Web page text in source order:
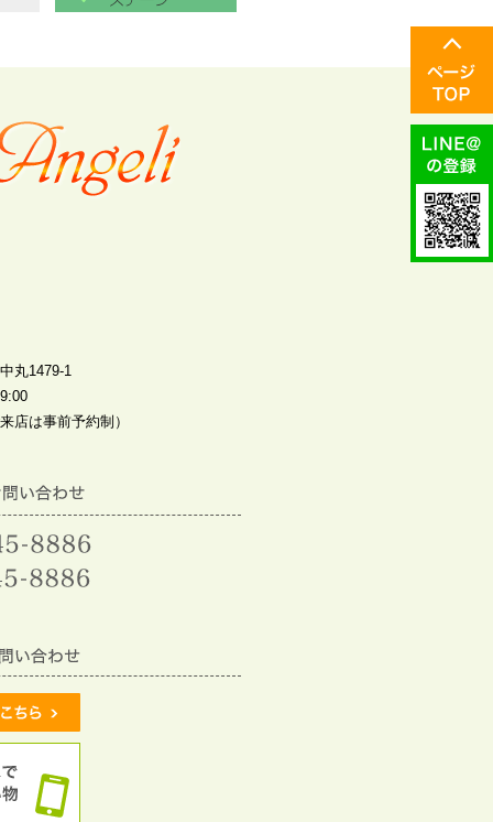
丸1479-1
店は事前予約制）